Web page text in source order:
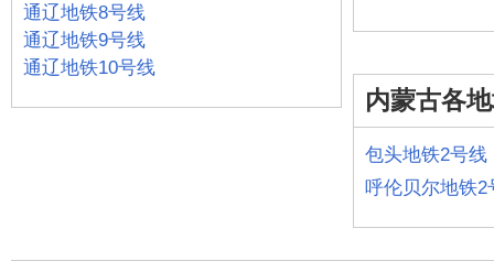
通辽地铁8号线
通辽地铁9号线
通辽地铁10号线
内蒙古各
包头地铁2号线
呼伦贝尔地铁2